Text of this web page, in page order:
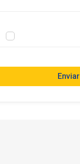
Enviar